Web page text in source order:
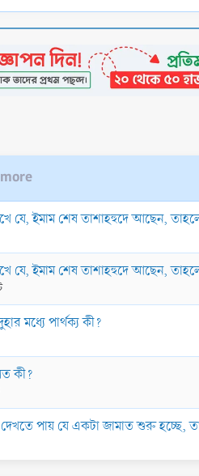
যে, ইমাম শেষ তাশাহহুদে আছেন,
যে, ইমাম শেষ তাশাহহুদে আছেন,
মধ্যে পার্থক্য কী?
কী?
পায় যে একটা জামাত শুরু হচ্ছে,